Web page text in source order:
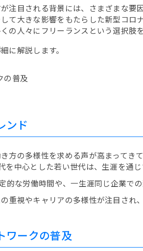
注目される背景には、さまざまな要
て大きな影響をもたらした新型コロ
の人々にフリーランスという選択肢
に解説します。
の普及
ンド
方の多様性を求める声が高まってきて
を中心とした若い世代は、生涯を通
的な労働時間や、一生涯同じ企業で
重視やキャリアの多様性が注目され
ワークの普及